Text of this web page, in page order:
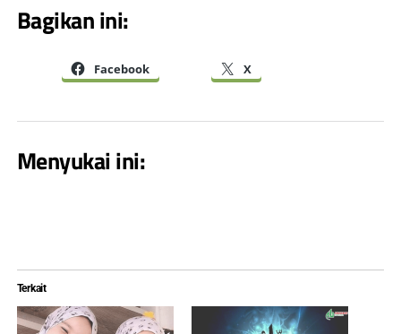
Bagikan ini:
Facebook X
Menyukai ini:
Terkait